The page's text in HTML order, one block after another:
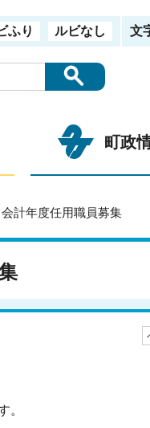
ふり ルビなし 文
町政
計年度任用職員募集
。